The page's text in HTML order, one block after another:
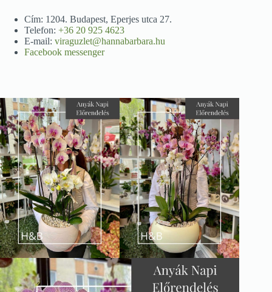
Cím: 1204. Budapest, Eperjes utca 27.
Telefon: +36 20 925 4623
E-mail: viraguzlet@hannabarbara.hu
Facebook messenger